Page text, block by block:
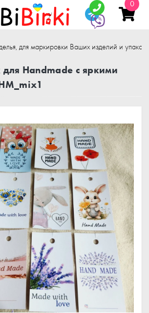
0
для маркировки Ваших изделий и
Handmade с яркими